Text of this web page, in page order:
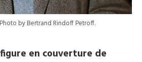
by Bertrand Rindoff Petroff.
en couverture de